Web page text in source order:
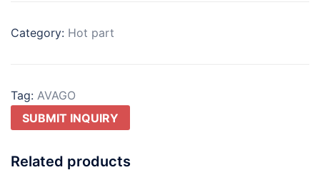
Category: Hot part
Tag: AVAGO
SUBMIT INQUIRY
Related products